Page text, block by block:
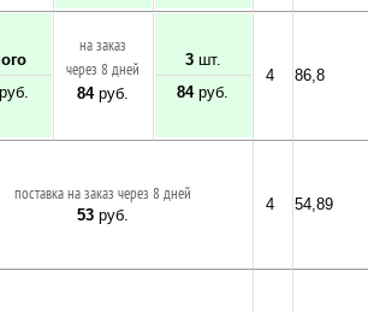
на заказ
через 8 дней
84руб.
3шт.
84руб.
4 86,8
поставка на заказ через 8 дней
53 руб.
4 54,89